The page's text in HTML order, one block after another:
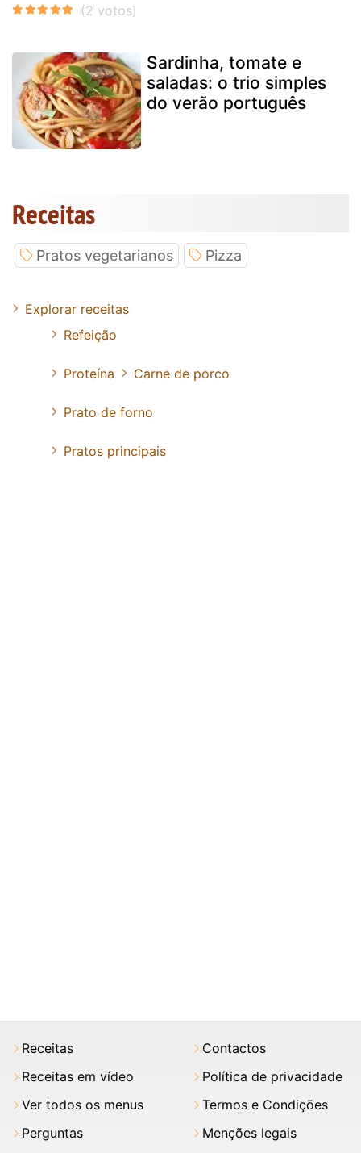
Sardinha, tomate e
saladas: o trio simples
do verão português
Receitas
Pratos vegetarianos Pizza
Explorar receitas
Refeição
Proteína Carne de porco
Prato de forno
Pratos principais
Receitas
Receitas em vídeo
Ver todos os menus
Perguntas
Contactos
Política de privacidade
Termos e Condições
Menções legais